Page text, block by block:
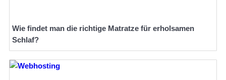
Wie findet man die richtige Matratze für erholsamen
Schlaf?